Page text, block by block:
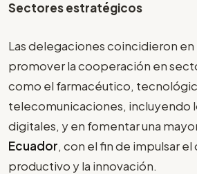
Sectores estratégicos
Las delegaciones coincidieron
promover la cooperación en
como el farmacéutico,
telecomunicaciones, incluyendo
digitales, y en fomentar una
Ecuador, con el fin de impulsar el
productivo y la innovación.